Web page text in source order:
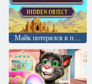
Майк потерялся в пустыне: поиск предметов